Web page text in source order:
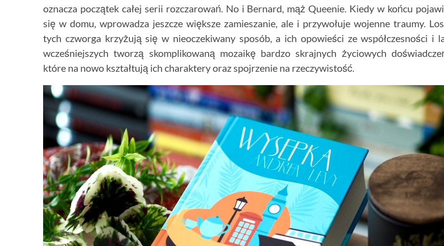
oznacza początek całej serii rozczarowań. No i Bernard, mąż Queenie. Kiedy w końcu
się w domu, wprowadza jeszcze większe zamieszanie, ale i przywołuje wojenne traumy.
tych czworga krzyżują się w nieoczekiwany sposób, a ich opowieści ze współczesności i
wcześniejszych tworzą skomplikowaną mozaikę bardzo skrajnych życiowych
które na nowo kształtują ich charaktery oraz spojrzenie na rzeczywistość.